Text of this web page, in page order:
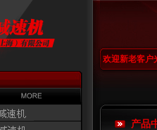
欢迎新老客户
产品